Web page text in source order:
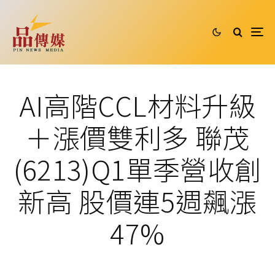
AI高階CCL材料升級
＋漲價雙利多 聯茂
(6213)Q1單季營收創
新高 股價連5週飆漲
47%